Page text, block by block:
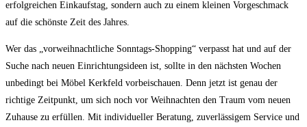
erfolgreichen Einkaufstag, sondern auch zu einem kleinen Vorgeschmack
auf die schönste Zeit des Jahres.
Wer das „vorweihnachtliche Sonntags-Shopping“ verpasst hat und auf der
Suche nach neuen Einrichtungsideen ist, sollte in den nächsten Wochen
unbedingt bei Möbel Kerkfeld vorbeischauen. Denn jetzt ist genau der
richtige Zeitpunkt, um sich noch vor Weihnachten den Traum vom neuen
Zuhause zu erfüllen. Mit individueller Beratung, zuverlässigem Service und